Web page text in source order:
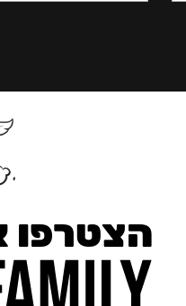
הצטרפו